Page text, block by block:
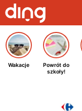
Wakacje
Powrót do
szkoły!